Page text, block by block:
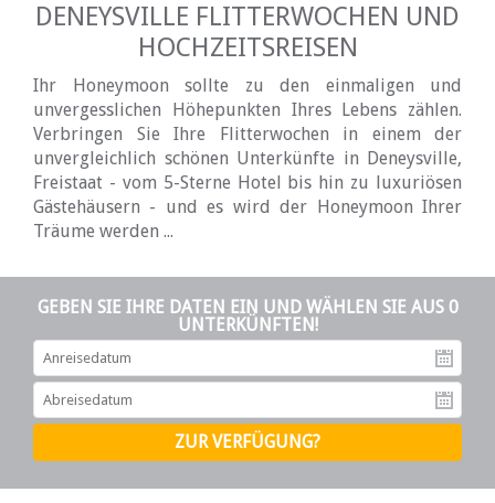
DENEYSVILLE FLITTERWOCHEN UND
HOCHZEITSREISEN
Ihr Honeymoon sollte zu den einmaligen und
unvergesslichen Höhepunkten Ihres Lebens zählen.
Verbringen Sie Ihre Flitterwochen in einem der
unvergleichlich schönen Unterkünfte in Deneysville,
Freistaat - vom 5-Sterne Hotel bis hin zu luxuriösen
Gästehäusern - und es wird der Honeymoon Ihrer
Träume werden ...
GEBEN SIE IHRE DATEN EIN UND WÄHLEN SIE AUS 0
UNTERKÜNFTEN!